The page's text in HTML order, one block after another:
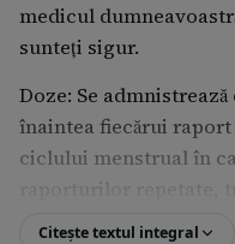
medicul
sunteţi sigur.
Doze: Se
înaintea fiecărui
ciclului menstrual în
raporturilor repetate,
dată o nouă capsulă.
Citește textul integral